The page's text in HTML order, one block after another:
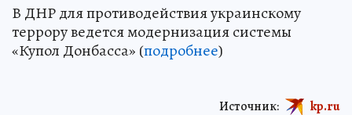
В ДНР для противодействия украинскому
террору ведется модернизация системы
«Купол Донбасса» (подробнее)
Источник: kp.ru